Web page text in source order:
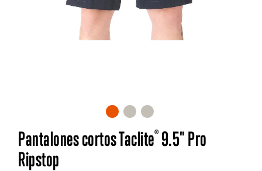
Saltar
al
comienzo
Pantalones cortos Taclite® 9.5" Pro
Ripstop